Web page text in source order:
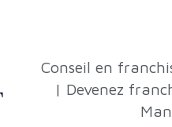
Conseil en
| Devenez